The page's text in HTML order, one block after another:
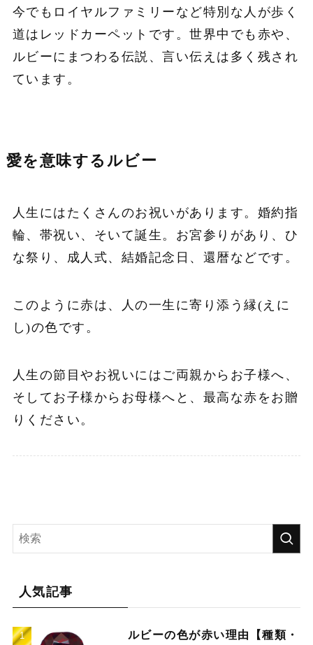
今でもロイヤルファミリーなど特別な人が歩く
道はレッドカーペットです。世界中でも赤や、
ルビーにまつわる伝説、言い伝えは多く残され
ています。
愛を意味するルビー
人生にはたくさんのお祝いがあります。婚約指
輪、帯祝い、そいて誕生。お宮参りがあり、ひ
な祭り、成人式、結婚記念日、還暦などです。
このように赤は、人の一生に寄り添う縁(えに
し)の色です。
人生の節目やお祝いにはご両親からお子様へ、
そしてお子様からお母様へと、最高な赤をお贈
りください。
人気記事
ルビーの色が赤い理由【種類・